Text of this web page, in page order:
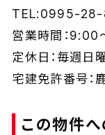
TEL:0995-
営業時間：9:00
定休日：毎週日
宅建免許番号：
この物件